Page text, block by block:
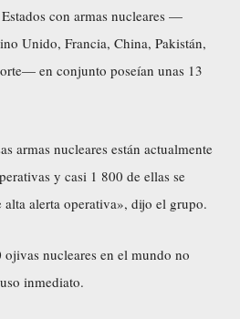
con armas nucleares —
Unido, Francia, China, Pakistán,
en conjunto poseían unas 13
armas nucleares están actualmente
y casi 1 800 de ellas se
alta alerta operativa», dijo el grupo.
ojivas nucleares en el mundo no
inmediato.